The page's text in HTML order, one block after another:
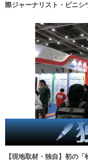
際ジャーナリスト・ビニシ
【現地取材・独自】初の